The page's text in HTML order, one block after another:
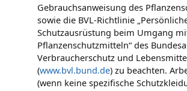
Gebrauchsanweisung des
sowie die BVL-Richtlinie
Schutzausrüstung beim Umgang
Pflanzenschutzmitteln“ des
Verbraucherschutz und
(www.bvl.bund.de) zu beachten.
(wenn keine spezifische